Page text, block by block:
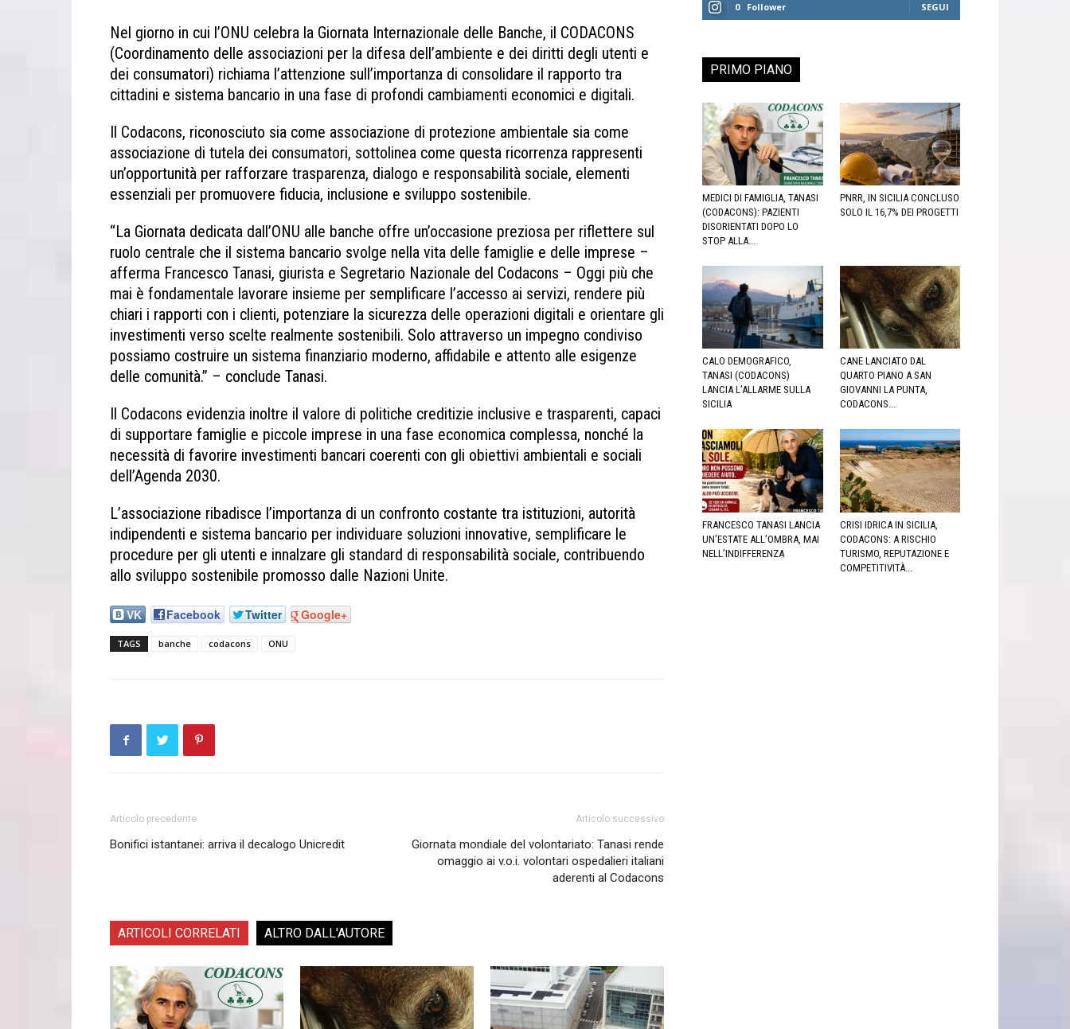
Nel giorno in cui l’ONU celebra la Giornata Internazionale delle Banche, il CODACONS
(Coordinamento delle associazioni per la difesa dell’ambiente e dei diritti degli utenti e
dei consumatori) richiama l’attenzione sull’importanza di consolidare il rapporto tra
cittadini e sistema bancario in una fase di profondi cambiamenti economici e digitali.
Il Codacons, riconosciuto sia come associazione di protezione ambientale sia come
associazione di tutela dei consumatori, sottolinea come questa ricorrenza rappresenti
un’opportunità per rafforzare trasparenza, dialogo e responsabilità sociale, elementi
essenziali per promuovere fiducia, inclusione e sviluppo sostenibile.
“La Giornata dedicata dall’ONU alle banche offre un’occasione preziosa per riflettere sul
ruolo centrale che il sistema bancario svolge nella vita delle famiglie e delle imprese –
afferma Francesco Tanasi, giurista e Segretario Nazionale del Codacons – Oggi più che
mai è fondamentale lavorare insieme per semplificare l’accesso ai servizi, rendere più
chiari i rapporti con i clienti, potenziare la sicurezza delle operazioni digitali e orientare gli
investimenti verso scelte realmente sostenibili. Solo attraverso un impegno condiviso
possiamo costruire un sistema finanziario moderno, affidabile e attento alle esigenze
delle comunità.” – conclude Tanasi.
Il Codacons evidenzia inoltre il valore di politiche creditizie inclusive e trasparenti, capaci
di supportare famiglie e piccole imprese in una fase economica complessa, nonché la
necessità di favorire investimenti bancari coerenti con gli obiettivi ambientali e sociali
dell’Agenda 2030.
L’associazione ribadisce l’importanza di un confronto costante tra istituzioni, autorità
indipendenti e sistema bancario per individuare soluzioni innovative, semplificare le
procedure per gli utenti e innalzare gli standard di responsabilità sociale, contribuendo
allo sviluppo sostenibile promosso dalle Nazioni Unite.
VK Facebook Twitter Google+
TAGS banche codacons ONU
Articolo precedente
Bonifici istantanei: arriva il decalogo Unicredit
Articolo successivo
Giornata mondiale del volontariato: Tanasi rende
omaggio ai v.o.i. volontari ospedalieri italiani
aderenti al Codacons
ARTICOLI CORRELATI ALTRO DALL'AUTORE
0 Follower SEGUI
PRIMO PIANO
MEDICI DI FAMIGLIA, TANASI
(CODACONS): PAZIENTI
DISORIENTATI DOPO LO
STOP ALLA...
PNRR, IN SICILIA CONCLUSO
SOLO IL 16,7% DEI PROGETTI
CALO DEMOGRAFICO,
TANASI (CODACONS)
LANCIA L’ALLARME SULLA
SICILIA
CANE LANCIATO DAL
QUARTO PIANO A SAN
GIOVANNI LA PUNTA,
CODACONS...
FRANCESCO TANASI LANCIA
UN’ESTATE ALL’OMBRA, MAI
NELL’INDIFFERENZA
CRISI IDRICA IN SICILIA,
CODACONS: A RISCHIO
TURISMO, REPUTAZIONE E
COMPETITIVITÀ...